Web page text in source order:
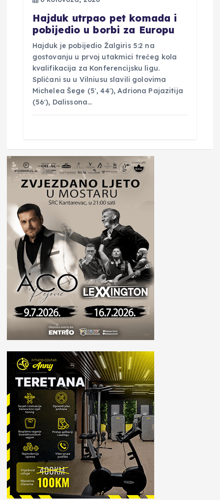
Hajduk utrpao pet komada i
pobijedio u borbi za Europu
Hajduk je pobijedio Žalgiris 5:2 na
gostovanju u prvoj utakmici trećeg kola
kvalifikacija za Konferencijsku ligu.
Splićani su u Vilniusu slavili golovima
Michelea Šege (5′, 44′), Adriona Pajazitija
(56′), Dalissona…